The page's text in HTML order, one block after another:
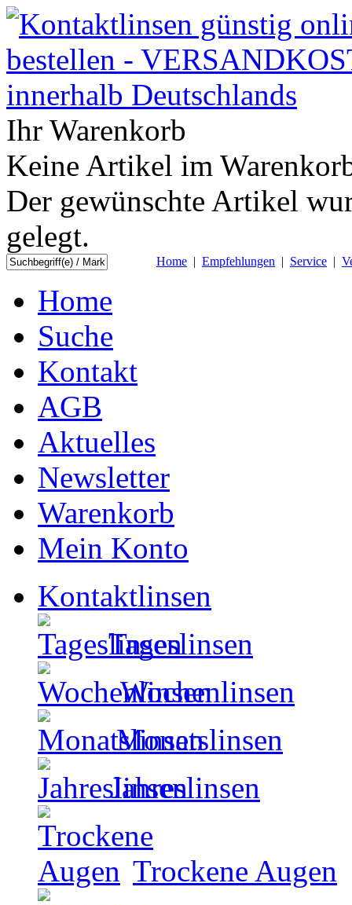
Ihr Warenkorb
Keine Artikel im
Der gewünschte Artikel
gelegt.
Home | Empfehlungen | Service |
Home
Suche
Kontakt
AGB
Aktuelles
Newsletter
Warenkorb
Mein Konto
Kontaktlinsen
Tageslinsen
Wochenlinsen
Monatslinsen
Jahreslinsen
Trockene Augen